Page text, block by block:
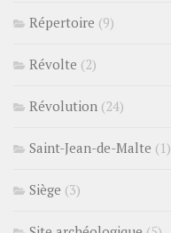
Répertoire (9)
Révolte (2)
Révolution (24)
Saint-Jean-de-Malte (1)
Siège (3)